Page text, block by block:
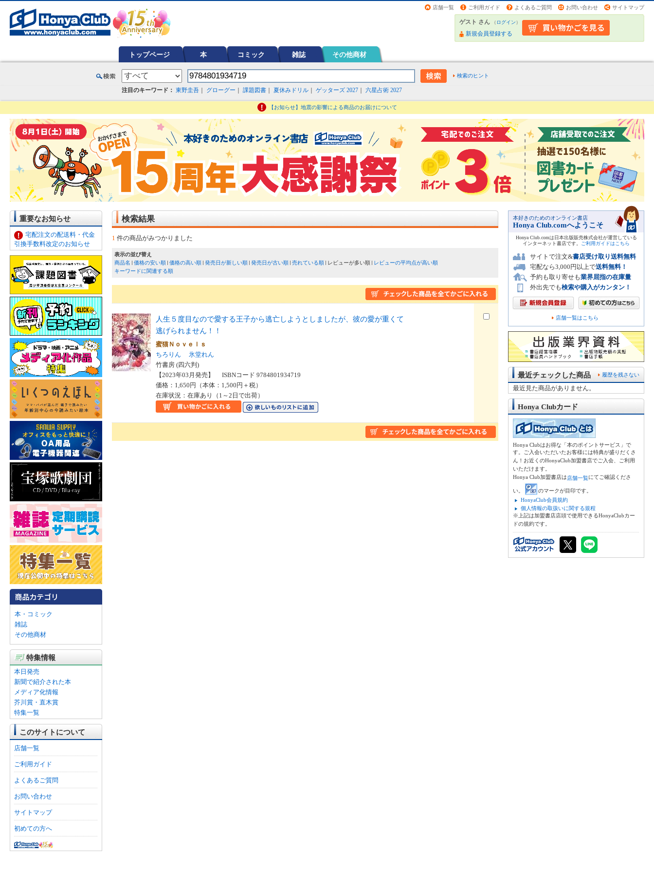
店舗一覧 ご利用ガイド よくあるご質問 お問い合わせ サイトマップ
ゲスト さん （ログイン）
新規会員登録する
トップページ 本 コミック 雑誌 その他商材
検索のヒント
注目のキーワード： 東野圭吾 グローグー 課題図書 夏休みドリル ゲッターズ 2027 六星占術 2027
【お知らせ】地震の影響による商品のお届けについて
重要なお知らせ
宅配注文の配送料・代金
引換手数料改定のお知らせ
本・コミック
雑誌
その他商材
特集情報
本日発売
新聞で紹介された本
メディア化情報
芥川賞・直木賞
特集一覧
このサイトについて
店舗一覧
ご利用ガイド
よくあるご質問
お問い合わせ
サイトマップ
初めての方へ
検索結果
1 件の商品がみつかりました
表示の並び替え
商品名
価格の安い順 価格の高い順 発売日が新しい順 発売日が古い順 売れている順 レビューが多い順
レビューの平均点が高い順
キーワードに関連する順
人生５度目なので愛する王子から逃亡しようとしましたが、彼の愛が重くて
逃げられません！！
蜜猫Ｎｏｖｅｌｓ
ちろりん
氷堂れん
竹書房 (四六判)
【2023年03月発売】 ISBNコード 9784801934719
価格：1,650円（本体：1,500円＋税）
在庫状況：在庫あり（1～2日で出荷）
本好きのためのオンライン書店
Honya Club.comへようこそ
Honya Club.comは日本出版販売株式会社が運営している
インターネット書店です。
ご利用ガイドはこちら
サイトで注文&書店受け取り送料無料
宅配なら3,000円以上で送料無料！
予約も取り寄せも業界屈指の在庫量
外出先でも検索や購入がカンタン！
店舗一覧はこちら
履歴を残さない
最近チェックした商品
最近見た商品がありません。
Honya Clubカード
Honya Clubはお得な「本のポイントサービス」で
す。ご入会いただいたお客様には特典が盛りだくさ
ん！お近くのHonyaClub加盟書店でご入会、ご利用
いただけます。
Honya Club加盟書店は店舗一覧にてご確認くださ
い。
のマークが目印です。
HonyaClub会員規約
個人情報の取扱いに関する規程
※上記は加盟書店店頭で使用できるHonyaClubカー
ドの規約です。